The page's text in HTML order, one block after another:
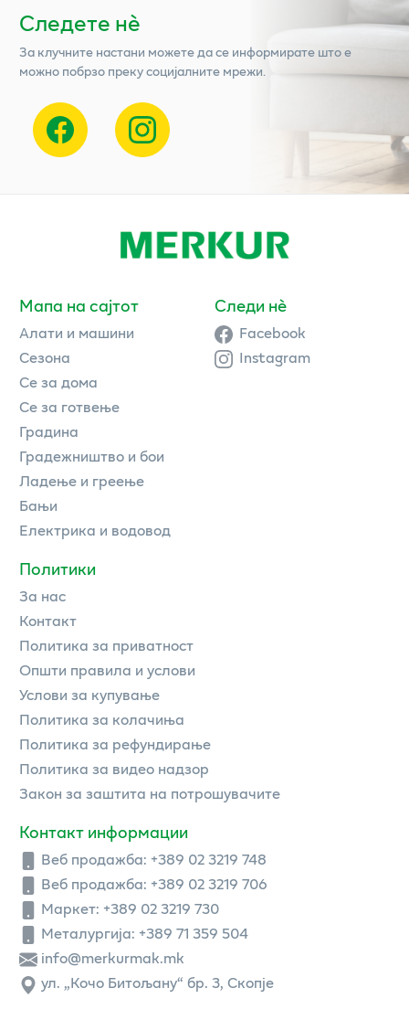
Следете нѐ
За клучните настани можете да се информирате што е
можно побрзо преку социјалните мрежи.
Мапа на сајтот
Алати и машини
Сезона
Се за дома
Се за готвење
Градина
Градежништво и бои
Ладење и греење
Бањи
Електрика и водовод
Политики
За нас
Контакт
Политика за приватност
Општи правила и услови
Услови за купување
Политика за колачиња
Политика за рефундирање
Политика за видео надзор
Закон за заштита на потрошувачите
Контакт информации
Веб продажба: +389 02 3219 748
Веб продажба: +389 02 3219 706
Маркет: +389 02 3219 730
Металургија: +389 71 359 504
info@merkurmak.mk
ул. „Кочо Битољану“ бр. 3, Скопје
Следи нè
Facebook
Instagram